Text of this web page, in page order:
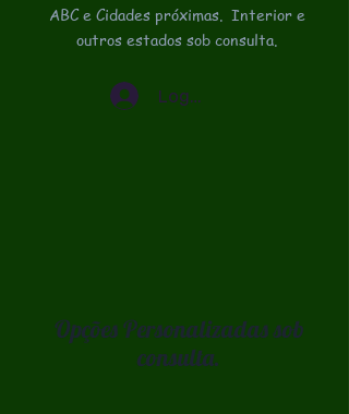
ABC e Cidades próximas. Interior e
outros estados sob consulta.
Login
Opções Personalizadas sob
consulta.